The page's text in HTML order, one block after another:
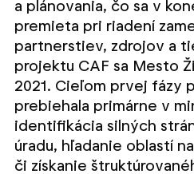
a plánovania, čo sa v
premieta pri riadení
partnerstiev, zdrojov a
projektu CAF sa Mesto
2021. Cieľom prvej fázy
prebiehala primárne v
identifikácia silných
úradu, hľadanie oblastí
či získanie